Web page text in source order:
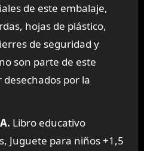
de este embalaje,
hojas de plástico,
de seguridad y
son parte de este
por la
Libro educativo
Juguete para niños +1,5